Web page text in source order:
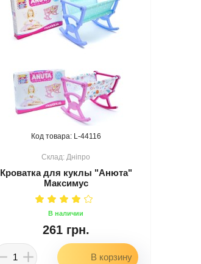
44116
Дніпро
Кроватка для куклы "Анюта"
Максимус
261 грн.